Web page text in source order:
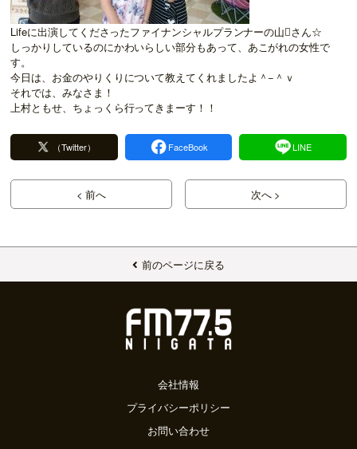
Lifeに出演してくださったファイナンシャルプランナーの山さん☆
しっかりしているのにかわいらしい部分もあって、あこがれの女性で
す。
今日は、お金のやりくりについて教えてくれましたよ＾−＾ｖ
それでは、みなさま！
上村ともせ、ちょっくら行ってきまーす！！
（Twitter） FaceBook LINE
< 前へ 次へ >
前のページに戻る
会社情報
プライバシーポリシー
お問い合わせ